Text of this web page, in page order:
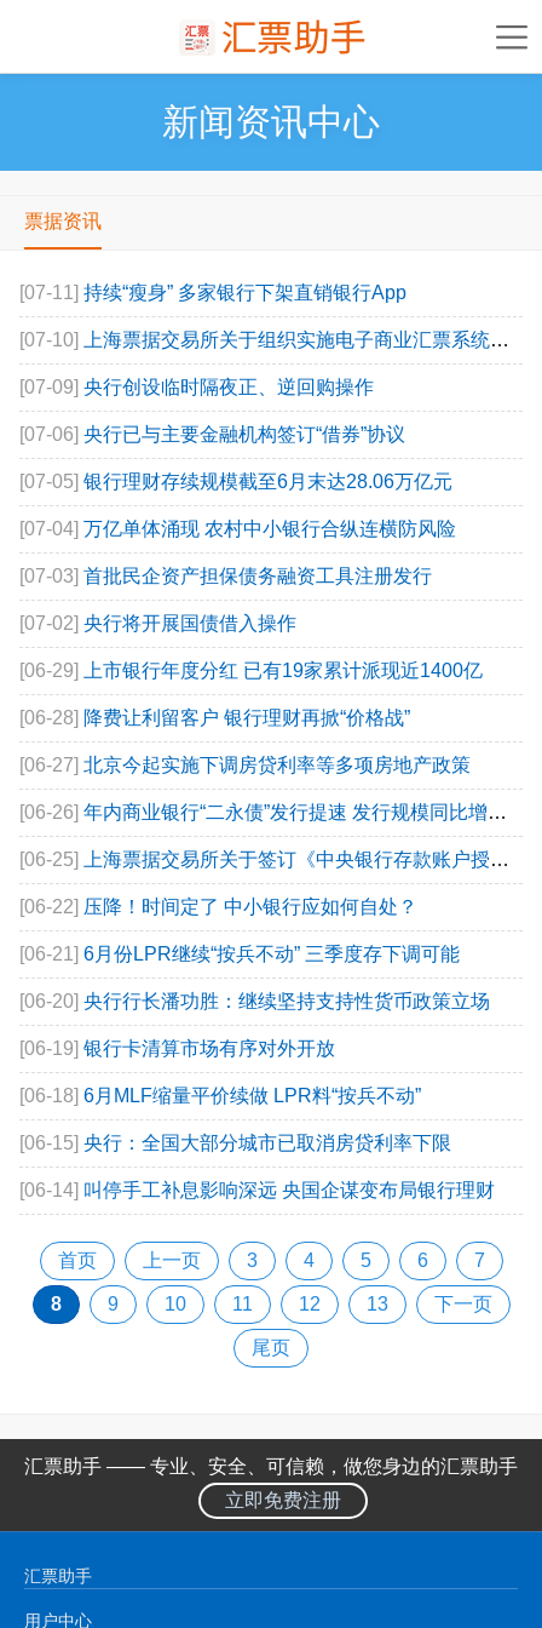
新闻资讯中心
票据资讯
[07-11] 持续“瘦身” 多家银行下架直销银行App
[07-10] 上海票据交易所关于组织实施电子商业汇票系统数据迁移投产上线的通知
[07-09] 央行创设临时隔夜正、逆回购操作
[07-06] 央行已与主要金融机构签订“借券”协议
[07-05] 银行理财存续规模截至6月末达28.06万亿元
[07-04] 万亿单体涌现 农村中小银行合纵连横防风险
[07-03] 首批民企资产担保债务融资工具注册发行
[07-02] 央行将开展国债借入操作
[06-29] 上市银行年度分红 已有19家累计派现近1400亿
[06-28] 降费让利留客户 银行理财再掀“价格战”
[06-27] 北京今起实施下调房贷利率等多项房地产政策
[06-26] 年内商业银行“二永债”发行提速 发行规模同比增长129.32%
[06-25] 上海票据交易所关于签订《中央银行存款账户授权支付协议-特定交易资金结算业务》的通知
[06-22] 压降！时间定了 中小银行应如何自处？
[06-21] 6月份LPR继续“按兵不动” 三季度存下调可能
[06-20] 央行行长潘功胜：继续坚持支持性货币政策立场
[06-19] 银行卡清算市场有序对外开放
[06-18] 6月MLF缩量平价续做 LPR料“按兵不动”
[06-15] 央行：全国大部分城市已取消房贷利率下限
[06-14] 叫停手工补息影响深远 央国企谋变布局银行理财
首页 上一页 3 4 5 6 7
8 9 10 11 12 13 下一页
尾页
汇票助手 —— 专业、安全、可信赖，做您身边的汇票助手
立即免费注册
汇票助手
用户中心